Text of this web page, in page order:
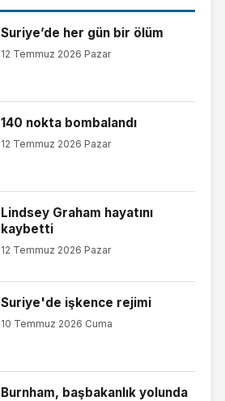
Suriye’de her gün bir ölüm
12 Temmuz 2026 Pazar
140 nokta bombalandı
12 Temmuz 2026 Pazar
Lindsey Graham hayatını
kaybetti
12 Temmuz 2026 Pazar
Suriye'de işkence rejimi
10 Temmuz 2026 Cuma
Burnham, başbakanlık yolunda